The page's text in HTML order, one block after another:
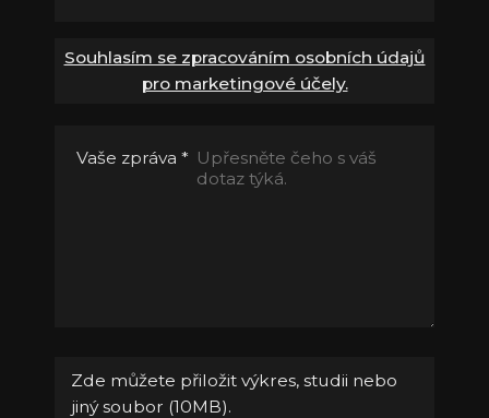
Souhlasím se zpracováním osobních údajů
pro marketingové účely.
Vaše zpráva *
Zde můžete přiložit výkres, studii nebo
jiný soubor (10MB).